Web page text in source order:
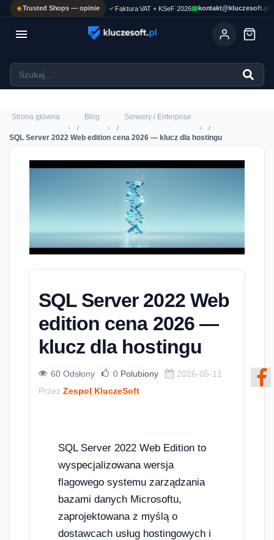
Trusted Shops — opinie Faktura VAT + KSeF 2026 kontakt@kluczesoft.pl

Strona główna
›
Blog
›
Serwery i Enterprise
›
SQL Server 2022 Web edition cena 2026 — klucz dla hostingu
SQL Server 2022 Web
edition cena 2026 —
klucz dla hostingu
60 Odsłony 0 Polubiony
2026-05-11
Przez Zespol KluczeSoft
SQL Server 2022 Web Edition to
wyspecjalizowana wersja
flagowego systemu zarządzania
bazami danych Microsoftu,
zaprojektowana z myślą o
dostawcach usług hostingowych i
ASYSTENT AI